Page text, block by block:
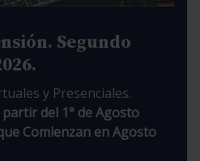
Segundo
y Presenciales.
del 1° de Agosto
Comienzan en Agosto